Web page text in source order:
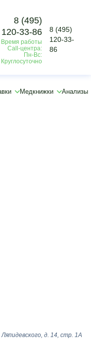
8 (495)
120-33-86
Время работы
Call-центра:
Пн-Вс:
Круглосуточно
8 (495)
120-33-
86
Медкнижки Анализы
Ляпидевского, д. 14, стр. 1А